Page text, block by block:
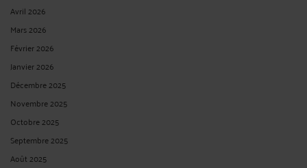
Avril 2026
Mars 2026
Février 2026
Janvier 2026
Décembre 2025
Novembre 2025
Octobre 2025
Septembre 2025
Août 2025